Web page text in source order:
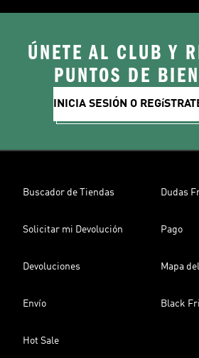
ÚNETE AL CLUB Y
PUNTOS DE
INICIA SESIÓN O
Buscador de Tiendas Dudas
Solicitar mi Devolución Pago
Devoluciones Mapa
Envío Black
Hot Sale